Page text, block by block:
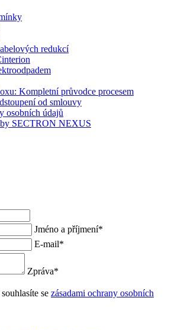
redukcí
Kompletní průvodce procesem
od smlouvy
osobních údajů
SECTRON NEXUS
Jméno a příjmení*
E-mail*
Zpráva*
se zásadami ochrany osobních